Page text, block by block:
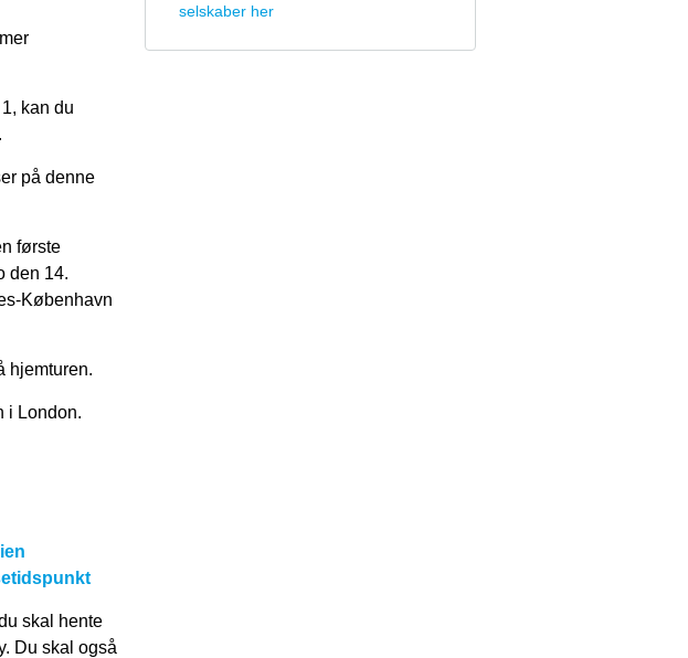
kan du
på denne
første
den 14.
København
hjemturen.
i London.
skal hente
Du skal også
selskaber her